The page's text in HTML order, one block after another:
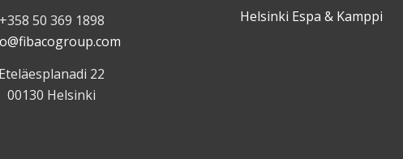
50 369 1898
22
00130 Helsinki
Helsinki Espa & Kamppi